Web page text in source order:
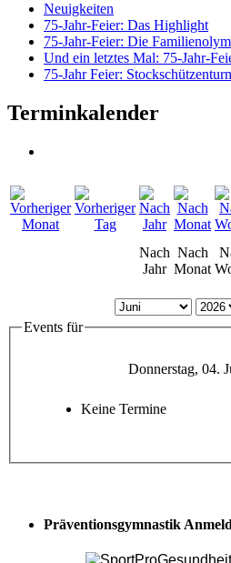
Neuigkeiten
75-Jahr-Feier: Das Highlight
75-Jahr-Feier: Die
Und ein letztes Mal: 75-Jahr-
75-Jahr Feier:
Terminkalender
Nach
Jahr
Nach
Monat
Events für
Donnerstag, 04.
Keine Termine
Präventionsgymnastik